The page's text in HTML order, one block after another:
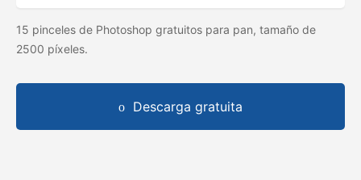
15 pinceles de Photoshop gratuitos para pan, tamaño de
2500 píxeles.
Descarga gratuita